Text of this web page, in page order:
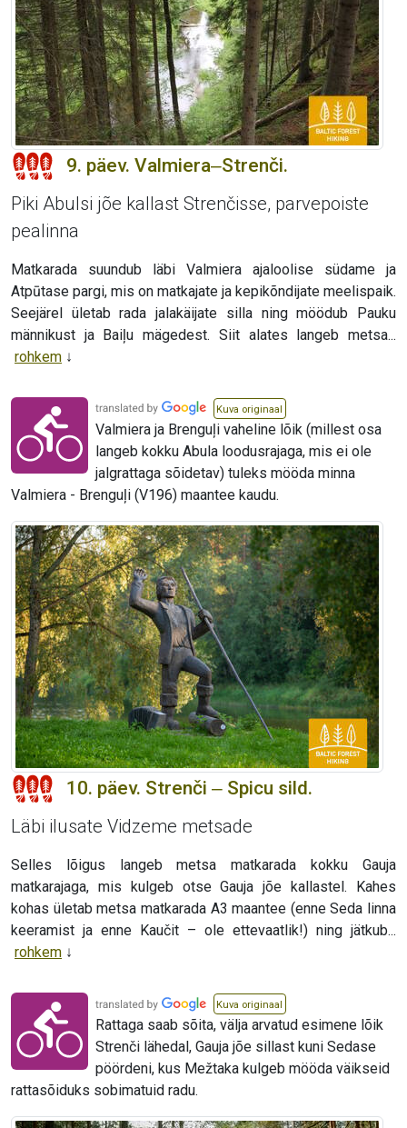
9. päev. Valmiera‒Strenči.
Piki Abulsi jõe kallast Strenčisse, parvepoiste
pealinna
Matkarada suundub läbi Valmiera ajaloolise südame ja
Atpūtase pargi, mis on matkajate ja kepikõndijate meelispaik.
Seejärel ületab rada jalakäijate silla ning möödub Pauku
männikust ja Baiļu mägedest. Siit alates langeb metsa...
rohkem
Kuva originaal
Valmiera ja Brenguļi vaheline lõik (millest osa
langeb kokku Abula loodusrajaga, mis ei ole
jalgrattaga sõidetav) tuleks mööda minna
Valmiera - Brenguļi (V196) maantee kaudu.
10. päev. Strenči ‒ Spicu sild.
Läbi ilusate Vidzeme metsade
Selles lõigus langeb metsa matkarada kokku Gauja
matkarajaga, mis kulgeb otse Gauja jõe kallastel. Kahes
kohas ületab metsa matkarada A3 maantee (enne Seda linna
keeramist ja enne Kaučit – ole ettevaatlik!) ning jätkub...
rohkem
Kuva originaal
Rattaga saab sõita, välja arvatud esimene lõik
Strenči lähedal, Gauja jõe sillast kuni Sedase
pöördeni, kus Mežtaka kulgeb mööda väikseid
rattasõiduks sobimatuid radu.